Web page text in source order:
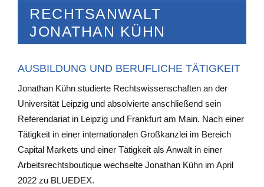
RECHTSANWALT
JONATHAN KÜHN
AUSBILDUNG UND BERUFLICHE TÄTIGKEIT
Jonathan Kühn studierte Rechtswissenschaften an der
Universität Leipzig und absolvierte anschließend sein
Referendariat in Leipzig und Frankfurt am Main. Nach einer
Tätigkeit in einer internationalen Großkanzlei im Bereich
Capital Markets und einer Tätigkeit als Anwalt in einer
Arbeitsrechtsboutique wechselte Jonathan Kühn im April
2022 zu BLUEDEX.